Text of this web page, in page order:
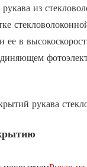
из
ее в
рукава